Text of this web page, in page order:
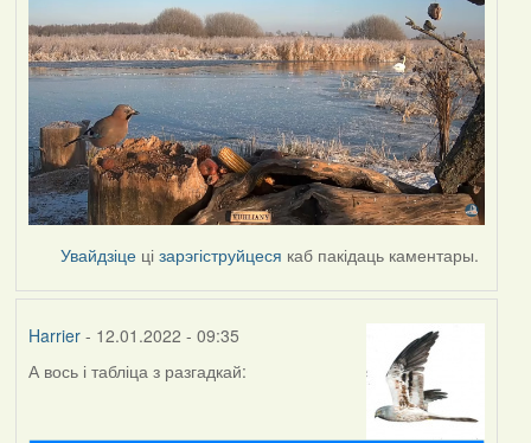
Увайдзіце цізарэгіструйцеся каб пакідаць каментары.
Harrier- 12.01.2022 - 09:35
А вось і табліца з разгадкай: